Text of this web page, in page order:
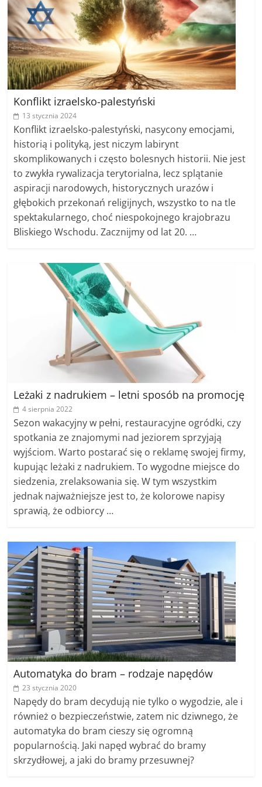
Konflikt izraelsko-palestyński
13 stycznia 2024
Konflikt izraelsko-palestyński, nasycony emocjami,
historią i polityką, jest niczym labirynt
skomplikowanych i często bolesnych historii. Nie jest
to zwykła rywalizacja terytorialna, lecz splątanie
aspiracji narodowych, historycznych urazów i
głębokich przekonań religijnych, wszystko to na tle
spektakularnego, choć niespokojnego krajobrazu
Bliskiego Wschodu. Zacznijmy od lat 20. …
Leżaki z nadrukiem – letni sposób na promocję
4 sierpnia 2022
Sezon wakacyjny w pełni, restauracyjne ogródki, czy
spotkania ze znajomymi nad jeziorem sprzyjają
wyjściom. Warto postarać się o reklamę swojej firmy,
kupując leżaki z nadrukiem. To wygodne miejsce do
siedzenia, zrelaksowania się. W tym wszystkim
jednak najważniejsze jest to, że kolorowe napisy
sprawią, że odbiorcy …
Automatyka do bram – rodzaje napędów
23 stycznia 2020
Napędy do bram decydują nie tylko o wygodzie, ale i
również o bezpieczeństwie, zatem nic dziwnego, że
automatyka do bram cieszy się ogromną
popularnością. Jaki napęd wybrać do bramy
skrzydłowej, a jaki do bramy przesuwnej?